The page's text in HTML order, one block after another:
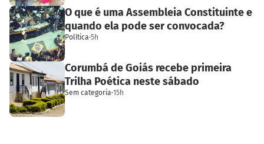
O que é uma Assembleia Constituinte e
quando ela pode ser convocada?
Política·5h
Corumbá de Goiás recebe primeira
Trilha Poética neste sábado
Sem categoria·15h